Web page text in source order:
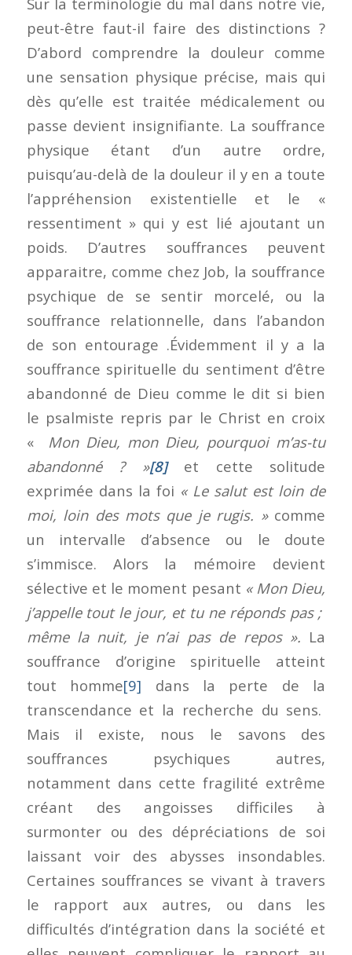
peut-être faut-il faire des distinctions ?
D’abord comprendre la douleur comme
une sensation physique précise, mais qui
dès qu’elle est traitée médicalement ou
passe devient insignifiante. La souffrance
physique étant d’un autre ordre,
puisqu’au-delà de la douleur il y en a toute
l’appréhension existentielle et le «
ressentiment » qui y est lié ajoutant un
poids. D’autres souffrances peuvent
apparaitre, comme chez Job, la souffrance
psychique de se sentir morcelé, ou la
souffrance relationnelle, dans l’abandon
de son entourage .Évidemment il y a la
souffrance spirituelle du sentiment d’être
abandonné de Dieu comme le dit si bien
le psalmiste repris par le Christ en croix
«
Mon Dieu, mon Dieu, pourquoi m’as-tu
abandonné ? »[8]
et cette solitude
exprimée dans la foi « Le salut est loin de
moi, loin des mots que je rugis. » comme
un intervalle d’absence ou le doute
s’immisce. Alors la mémoire devient
sélective et le moment pesant « Mon Dieu,
j’appelle tout le jour, et tu ne réponds pas ;
même la nuit, je n’ai pas de repos ». La
souffrance d’origine spirituelle atteint
tout homme[9] dans la perte de la
transcendance et la recherche du sens.
Mais il existe, nous le savons des
souffrances psychiques autres,
notamment dans cette fragilité extrême
créant des angoisses difficiles à
surmonter ou des dépréciations de soi
laissant voir des abysses insondables.
Certaines souffrances se vivant à travers
le rapport aux autres, ou dans les
difficultés d’intégration dans la société et